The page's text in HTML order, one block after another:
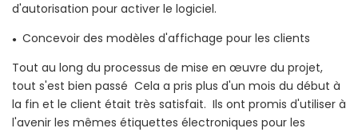
d'autorisation pour activer le logiciel.
● Concevoir des modèles d'affichage pour les clients
Tout au long du processus de mise en œuvre du projet,
tout s'est bien passé Cela a pris plus d'un mois du début à
la fin et le client était très satisfait. Ils ont promis d'utiliser à
l'avenir les mêmes étiquettes électroniques pour les